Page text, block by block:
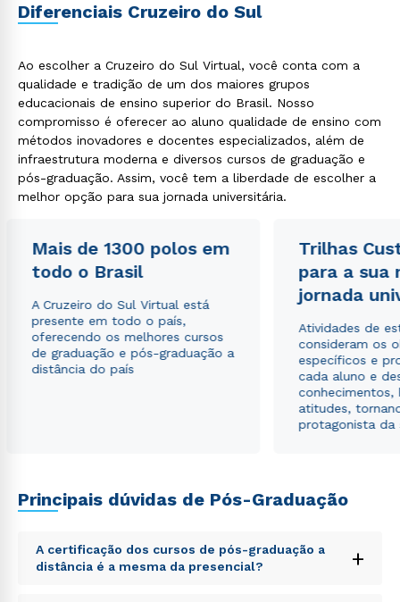
Diferenciais Cruzeiro do Sul
Ao escolher a Cruzeiro do Sul Virtual, você conta com a
qualidade e tradição de um dos maiores grupos
educacionais de ensino superior do Brasil. Nosso
compromisso é oferecer ao aluno qualidade de ensino com
métodos inovadores e docentes especializados, além de
infraestrutura moderna e diversos cursos de graduação e
pós-graduação. Assim, você tem a liberdade de escolher a
melhor opção para sua jornada universitária.
Mais de 1300 polos em
todo o Brasil
A Cruzeiro do Sul Virtual está
presente em todo o país,
oferecendo os melhores cursos
de graduação e pós-graduação a
distância do país
Trilhas
para a sua
jornada
Atividades de
consideram os
específicos e
cada aluno e
conhecimentos,
atitudes,
protagonista da
Principais dúvidas de Pós-Graduação
A certificação dos cursos de pós-graduação a
distância é a mesma da presencial?
+
WhatsApp